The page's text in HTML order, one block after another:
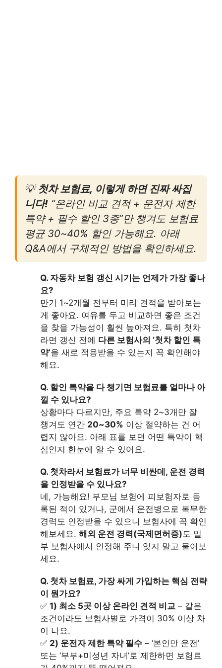
💡 첫차 보험료, 이렇게 하면 진짜 싸집
니다! “온라인 비교 견적 + 운전자 제한
특약 + 필수 할인 3종”만 챙겨도 보험료
평균 30~40% 할인 가능해요. 아래
Q&A에서 구체적인 방법을 확인하세요.
Q. 자동차 보험 갱신 시기는 언제가 가장 좋나
요?
만기 1~2개월 전부터 미리 견적을 받아보는
게 좋아요. 여유를 두고 비교하면 좋은 조건
을 찾을 가능성이 훨씬 높아져요. 특히 첫차
라면 갱신 전에 다른 보험사의 ‘첫차 할인 특
약’을 새로 적용받을 수 있는지 꼭 확인해야
해요.
Q. 할인 특약을 다 챙기면 보험료를 얼마나 아
낄 수 있나요?
상황마다 다르지만, 주요 특약 2~3개만 잘
챙겨도 연간 20~30% 이상 절약하는 건 어
렵지 않아요. 아래 표를 보면 어떤 특약이 핵
심인지 한눈에 알 수 있어요.
Q. 첫차라서 보험료가 너무 비싼데, 운전 경력
을 인정받을 수 있나요?
네, 가능해요! 부모님 보험에 피보험자로 등
록된 적이 있거나, 군에서 운전병으로 복무한
경력도 인정받을 수 있으니 보험사에 꼭 확인
해보세요. 해외 운전 경력(국제면허증)도 일
부 보험사에서 인정해 주니 잊지 말고 물어보
세요.
Q. 첫차 보험료, 가장 싸게 가입하는 핵심 전략
이 뭔가요?
✅ 1) 최소 5곳 이상 온라인 견적 비교 – 같은
조건이라도 보험사별로 가격이 30% 이상 차
이 나요.
✅ 2) 운전자 제한 특약 필수 – ‘본인만 운전’
또는 ‘부부+미성년 자녀’로 제한하면 보험료